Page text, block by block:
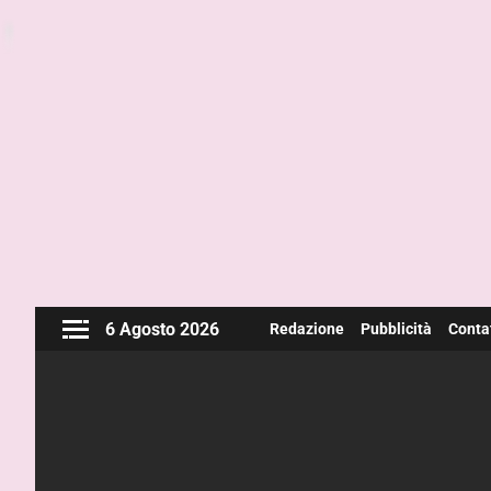
6 Agosto 2026 Redazione Pubblicità